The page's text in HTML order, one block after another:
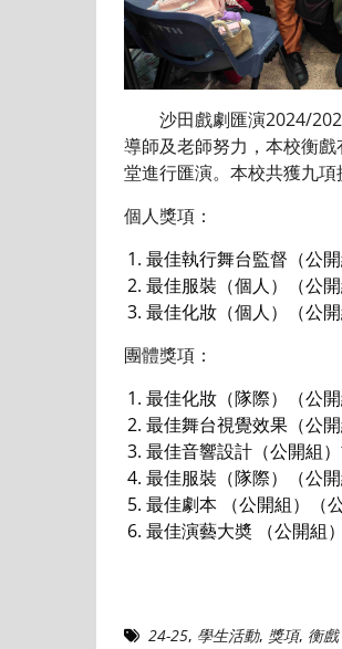
沙田戲劇匯演2024/2025
導師及老師努力，本校衡
堂進行匯演。本校共獲九項
個人獎項：
最佳執行舞台監督（公
最佳服裝（個人）（公
最佳化妝（個人）（公
團體獎項：
最佳化妝（隊際）（公開
最佳舞台視覺效果（公
最佳音響設計（公開組
最佳服裝（隊際）（公
最佳劇本 （公開組）（
最佳演藝大奬 （公開組
24-25, 學生活動, 獎項, 衡戲